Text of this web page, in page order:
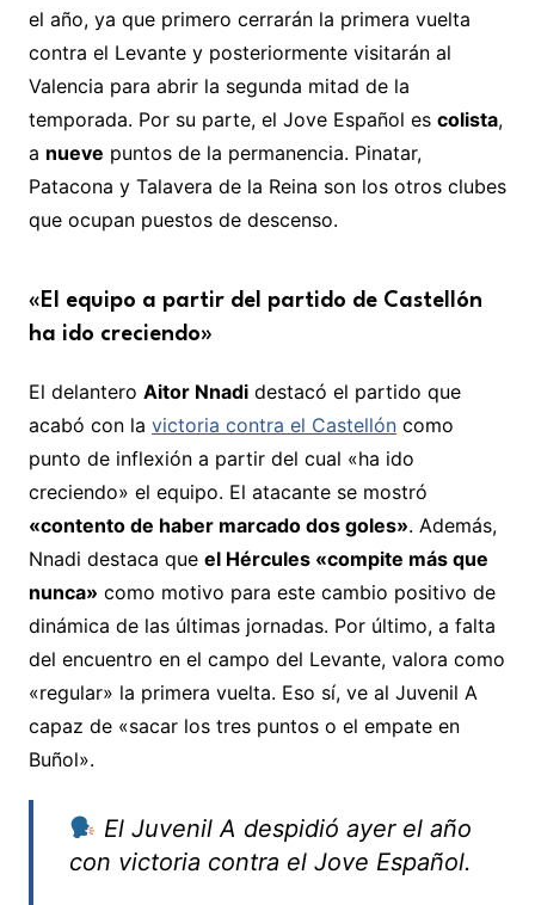
el año, ya que primero cerrarán la primera vuelta
contra el Levante y posteriormente visitarán al
Valencia para abrir la segunda mitad de la
temporada. Por su parte, el Jove Español es colista,
a nueve puntos de la permanencia. Pinatar,
Patacona y Talavera de la Reina son los otros clubes
que ocupan puestos de descenso.
«El equipo a partir del partido de Castellón
ha ido creciendo»
El delantero Aitor Nnadidestacó el partido que
acabó con la victoria contra el Castellóncomo
punto de inflexión a partir del cual «ha ido
creciendo» el equipo. El atacante se mostró
«contento de haber marcado dos goles». Además,
Nnadi destaca que el Hércules «compite más que
nunca» como motivo para este cambio positivo de
dinámica de las últimas jornadas. Por último, a falta
del encuentro en el campo del Levante, valora como
«regular» la primera vuelta. Eso sí, ve al Juvenil A
capaz de «sacar los tres puntos o el empate en
Buñol».
El Juvenil A despidió ayer el año
con victoria contra el Jove Español.